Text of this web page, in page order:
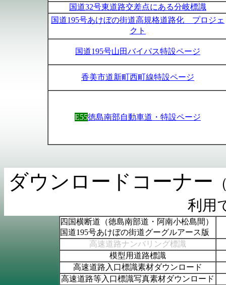
国道32号東道路交差点にある分岐標識
国道195号あけぼの街道高規格道路化 プロジェ
クト
国道195号山田バイパス特設ページ
香美市道新町西町線特設ページ
E55徳島南部自動車道・特設ページ
ダウンロードコーナー
利用
四国横断道（徳島南部道・阿南小松島間）
国道195号あけぼの街道グーグルアース版
高速道路ナンバリング標識
模型用道路標識
高速道路入口標識素材ダウンロード
高速道路等入口標識写真素材ダウンロード